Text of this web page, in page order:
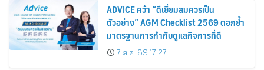
ADVICE คว้า “ดีเยี่ยมสมควรเป็น
ตัวอย่าง” AGM Checklist 2569 ตอกย้ำ
มาตรฐานการกำกับดูแลกิจการที่ดี
7 ส.ค. 69 17:27